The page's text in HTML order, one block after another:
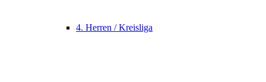
4. Herren / Kreisliga